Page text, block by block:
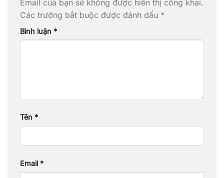
Email của bạn sẽ không được hiển thị công khai.
Các trường bắt buộc được đánh dấu *
Bình luận *
Tên *
Email *